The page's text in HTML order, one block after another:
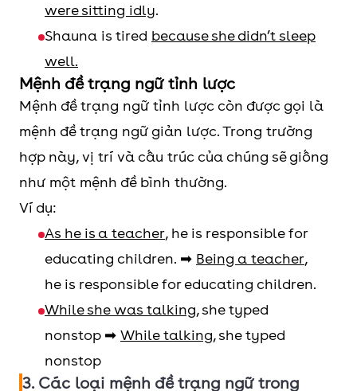
were sitting idly.
Shauna is tired because she didn’t sleep
well.
Mệnh đề trạng ngữ tỉnh lược
Mệnh đề trạng ngữ tỉnh lược còn được gọi là
mệnh đề trạng ngữ giản lược. Trong trường
hợp này, vị trí và cấu trúc của chúng sẽ giống
như một mệnh đề bình thường.
Ví dụ:
As he is a teacher, he is responsible for
educating children. ➡ Being a teacher,
he is responsible for educating children.
While she was talking, she typed
nonstop ➡ While talking, she typed
nonstop
3. Các loại mệnh đề trạng ngữ trong